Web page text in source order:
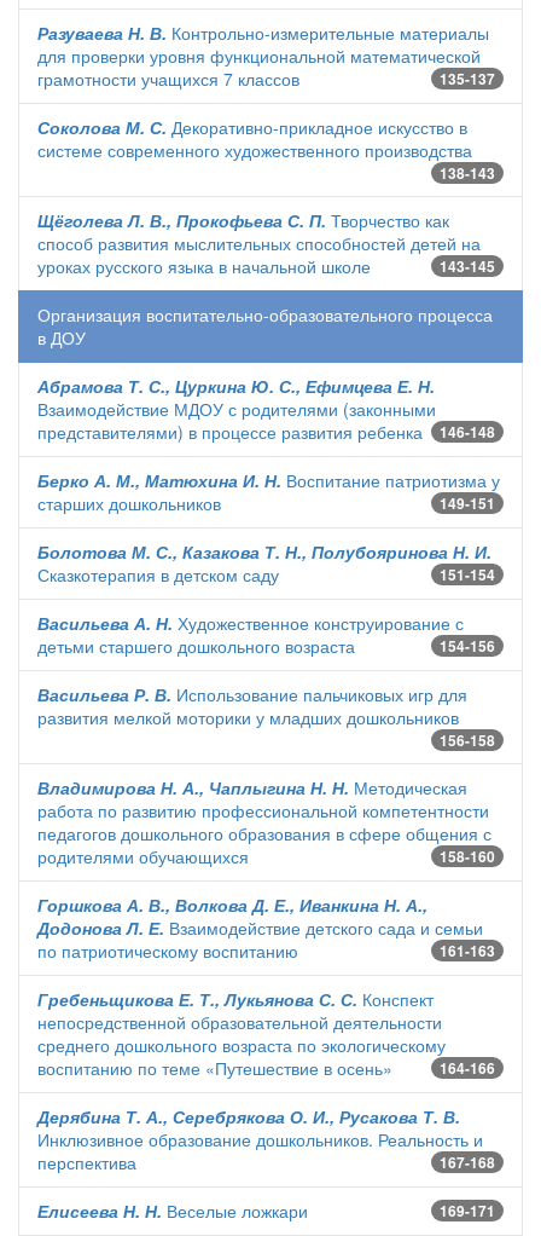
Разуваева Н. В. Контрольно-измерительные материалы
для проверки уровня функциональной математической
грамотности учащихся 7 классов
135-137
Соколова М. С. Декоративно-прикладное искусство в
системе современного художественного производства
138-143
Щёголева Л. В., Прокофьева С. П. Творчество как
способ развития мыслительных способностей детей на
уроках русского языка в начальной школе
143-145
Организация воспитательно-образовательного процесса
в ДОУ
Абрамова Т. С., Цуркина Ю. С., Ефимцева Е. Н.
Взаимодействие МДОУ с родителями (законными
представителями) в процессе развития ребенка
146-148
Берко А. М., Матюхина И. Н. Воспитание патриотизма у
старших дошкольников
149-151
Болотова М. С., Казакова Т. Н., Полубояринова Н. И.
Сказкотерапия в детском саду
151-154
Васильева А. Н. Художественное конструирование с
детьми старшего дошкольного возраста
154-156
Васильева Р. В. Использование пальчиковых игр для
развития мелкой моторики у младших дошкольников
156-158
Владимирова Н. А., Чаплыгина Н. Н. Методическая
работа по развитию профессиональной компетентности
педагогов дошкольного образования в сфере общения с
родителями обучающихся
158-160
Горшкова А. В., Волкова Д. Е., Иванкина Н. А.,
Додонова Л. Е. Взаимодействие детского сада и семьи
по патриотическому воспитанию
161-163
Гребеньщикова Е. Т., Лукьянова С. С. Конспект
непосредственной образовательной деятельности
среднего дошкольного возраста по экологическому
воспитанию по теме «Путешествие в осень»
164-166
Дерябина Т. А., Серебрякова О. И., Русакова Т. В.
Инклюзивное образование дошкольников. Реальность и
перспектива
167-168
Елисеева Н. Н. Веселые ложкари 169-171